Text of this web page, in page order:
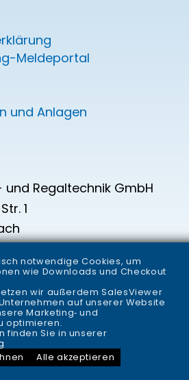
Meldeportal
und Anlagen
und Regaltechnik GmbH
1
0
149
Regaltechnik GmbH – a
notwendige Cookies, um
wie Downloads und Checkout
wir außerdem SalesViewer
auf unserer Website
Marketing‑ und
optimieren.
finden Sie in unserer
Alle akzeptieren